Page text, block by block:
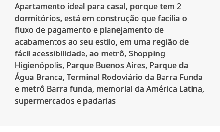
Apartamento ideal para casal, porque tem 2
dormitórios, está em construção que facilia o
fluxo de pagamento e planejamento de
acabamentos ao seu estilo, em uma região de
fácil acessibilidade, ao metrô, Shopping
Higienópolis, Parque Buenos Aires, Parque da
Água Branca, Terminal Rodoviário da Barra Funda
e metrô Barra funda, memorial da América Latina,